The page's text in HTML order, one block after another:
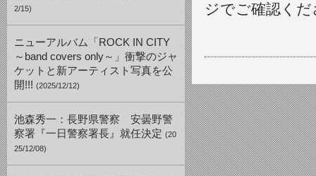
2/15)
ニューアルバム「ROCK IN CITY
～band covers only～」衝撃のジャ
ケットと新アーティスト写真を公
開!!! (2025/12/12)
池森秀一：長野県警察 安曇野警
察署『一日警察署長』就任決定 (20
25/12/08)
ジでご確認くだ